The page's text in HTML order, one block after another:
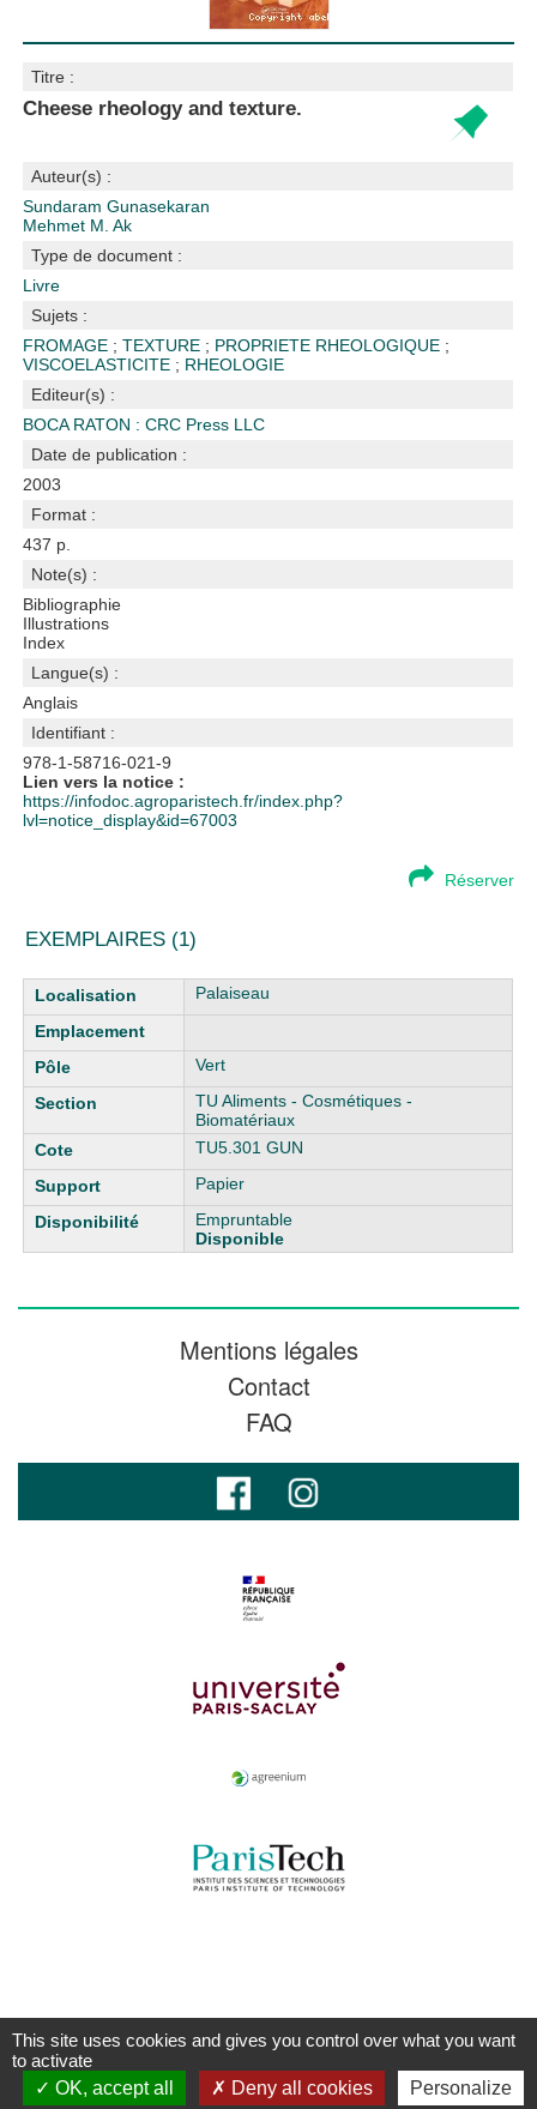
Titre :
Cheese rheology and texture.
Auteur(s) :
Sundaram Gunasekaran
Mehmet M. Ak
Type de document :
Livre
Sujets :
FROMAGE ;TEXTURE ; PROPRIETE RHEOLOGIQUE ;
VISCOELASTICITE ; RHEOLOGIE
Editeur(s) :
BOCA RATON : CRC Press LLC
Date de publication :
2003
Format :
437 p.
Note(s) :
Bibliographie
Illustrations
Index
Langue(s) :
Anglais
Identifiant :
978-1-58716-021-9
Lien vers la notice :
https://infodoc.agroparistech.fr/index.php?
lvl=notice_display&id=67003
Réserver
EXEMPLAIRES (1)
Liste des exemplaires Palaiseau
Vert
TU Aliments - Cosmétiques -
Biomatériaux
TU5.301 GUN
Papier
Empruntable
Disponible
Mentions légales
Contact
FAQ
This site uses cookies and gives you control over what you want
to activate
OK, accept all
Deny all cookies Personalize